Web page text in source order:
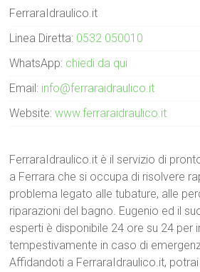
FerraraIdraulico.it
Linea Diretta: 0532 050010
WhatsApp: chiedi da qui
Email: info@ferraraidraulico.it
Website:www.ferraraidraulico.it
FerraraIdraulico.it è il servizio di
a Ferrara che si occupa di risolvere
problema legato alle tubature, alle
riparazioni del bagno. Eugenio ed il
esperti è disponibile 24 ore su 24 per
tempestivamente in caso di
Affidandoti a FerraraIdraulico.it,